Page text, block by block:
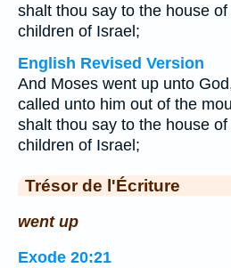
shalt thou say to the house
children of Israel;
English Revised Version
And Moses went up unto
called unto him out of the
shalt thou say to the house
children of Israel;
Trésor de l'Écriture
went up
Exode 20:21